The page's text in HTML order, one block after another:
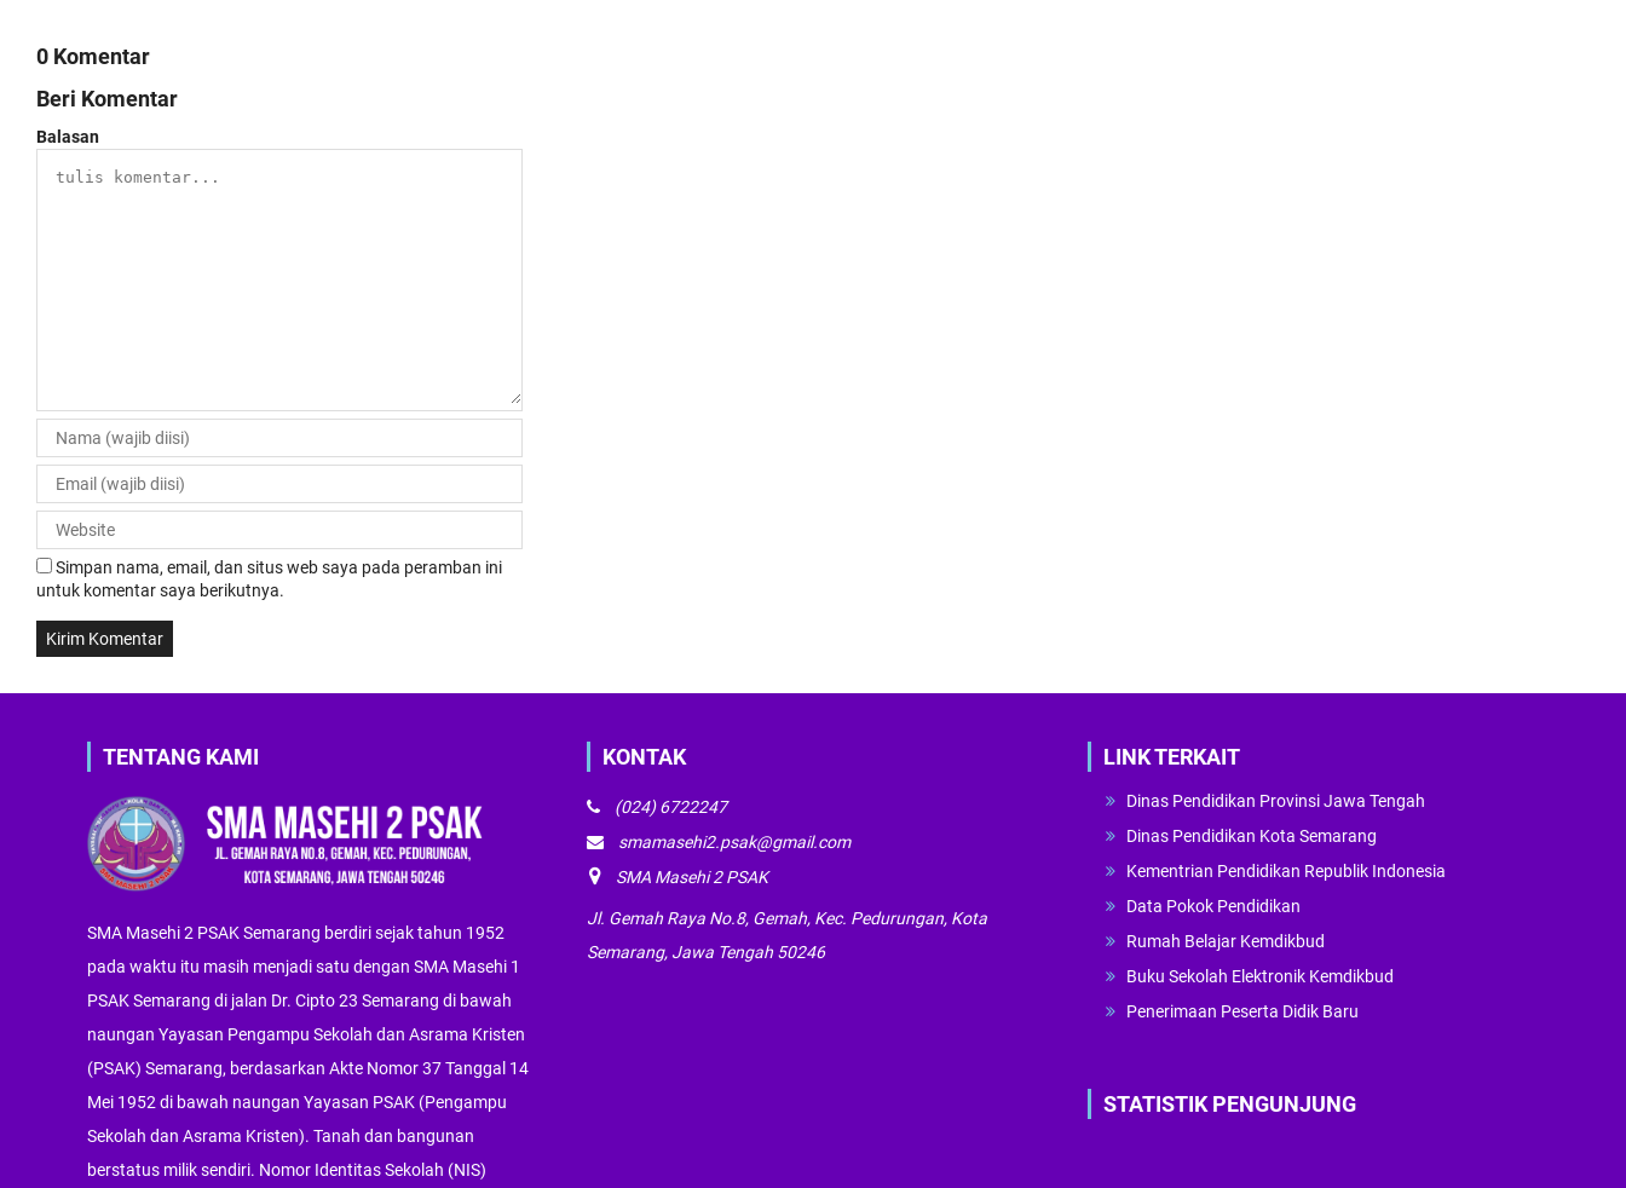
0 Komentar
Beri Komentar
Balasan
Simpan nama, email, dan situs web saya pada peramban ini
untuk komentar saya berikutnya.
TENTANG KAMI
SMA Masehi 2 PSAK Semarang berdiri sejak tahun 1952
pada waktu itu masih menjadi satu dengan SMA Masehi 1
PSAK Semarang di jalan Dr. Cipto 23 Semarang di bawah
naungan Yayasan Pengampu Sekolah dan Asrama Kristen
(PSAK) Semarang, berdasarkan Akte Nomor 37 Tanggal 14
Mei 1952 di bawah naungan Yayasan PSAK (Pengampu
Sekolah dan Asrama Kristen). Tanah dan bangunan
berstatus milik sendiri. Nomor Identitas Sekolah (NIS)
KONTAK
(024) 6722247
smamasehi2.psak@gmail.com
SMA Masehi 2 PSAK
Jl. Gemah Raya No.8, Gemah, Kec. Pedurungan, Kota
Semarang, Jawa Tengah 50246
LINK TERKAIT
Dinas Pendidikan Provinsi Jawa Tengah
Dinas Pendidikan Kota Semarang
Kementrian Pendidikan Republik Indonesia
Data Pokok Pendidikan
Rumah Belajar Kemdikbud
Buku Sekolah Elektronik Kemdikbud
Penerimaan Peserta Didik Baru
STATISTIK PENGUNJUNG